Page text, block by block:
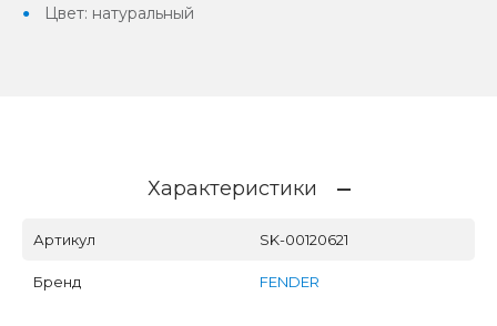
Цвет: натуральный
Характеристики
Артикул SK-00120621
Бренд FENDER